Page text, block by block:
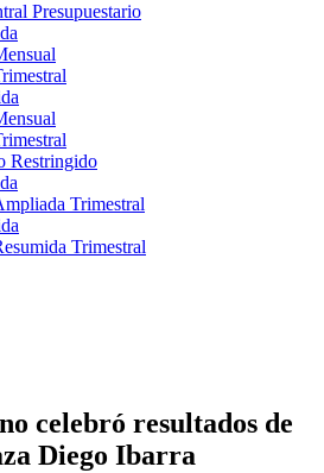
Presupuestario
Restringido
Trimestral
Trimestral
celebró resultados de
Diego Ibarra